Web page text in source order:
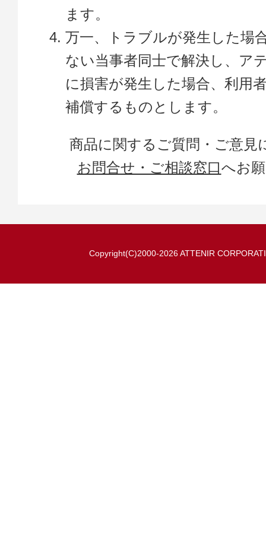
ます。
万一、トラブルが発生した場
ない当事者同士で解決し、ア
に損害が発生した場合、利用
補償するものとします。
商品に関するご質問・ご意見
お問合せ・ご相談窓口へお
Copyright(C)2000-2026 ATTENIR